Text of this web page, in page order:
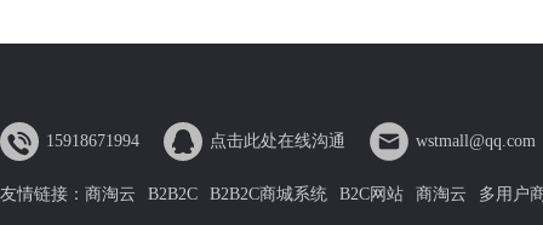
15918671994 点击此处在线沟通 wstmall@qq.com
友情链接： 商淘云 B2B2C B2B2C商城系统 B2C网站 商淘云 多用户